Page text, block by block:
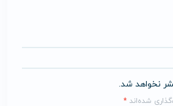
نخواهد شد.
شده‌اند *